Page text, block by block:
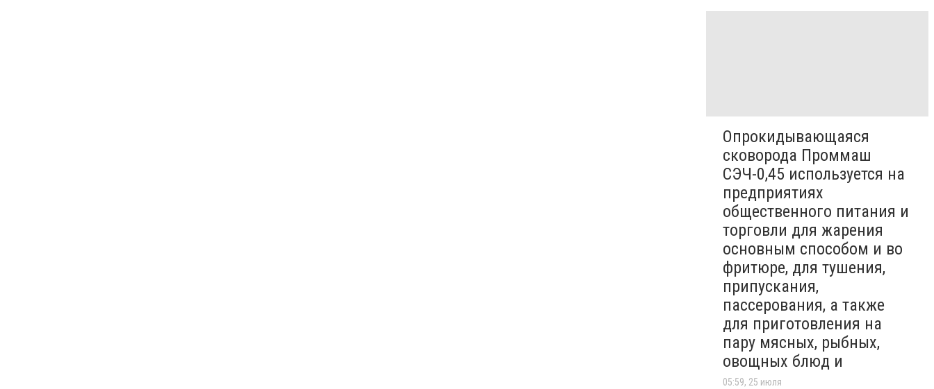
Опрокидывающаяся
сковорода Проммаш
СЭЧ-0,45 используется на
предприятиях
общественного питания и
торговли для жарения
основным способом и во
фритюре, для тушения,
припускания,
пассерования, а также
для приготовления на
пару мясных, рыбных,
овощных блюд и
05:59, 25 июля